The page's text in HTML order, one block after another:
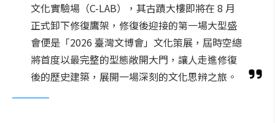
文化實驗場（C-LAB），其古蹟大樓即將在 8 月
正式卸下修復鷹架，修復後迎接的第一場大型盛
會便是「2026 臺灣文博會」文化策展，屆時空總
將首度以最完整的型態敞開大門，讓人走進修復
後的歷史建築，展開一場深刻的文化思辨之旅。